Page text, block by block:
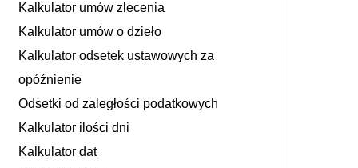
Kalkulator umów zlecenia
Kalkulator umów o dzieło
Kalkulator odsetek ustawowych za
opóźnienie
Odsetki od zaległości podatkowych
Kalkulator ilości dni
Kalkulator dat